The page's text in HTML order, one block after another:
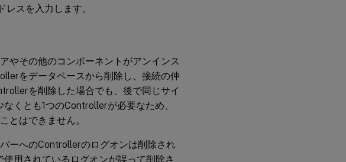
レスを入力します。
やその他のコンポーネントがアンインス
をデータベースから削除し、接続の仲
を削除した場合でも、後で同じサイ
くとも1つのControllerが必要なため、
とはできません。
ーへのControllerのログオンは削除され
用されているログオンが誤って削除さ